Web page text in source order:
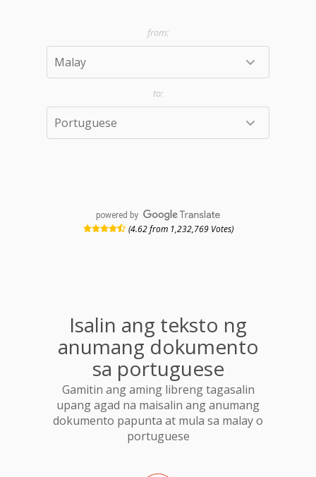
powered by
(4.62 from 1,232,769 Votes)
Isalin ang teksto ng
anumang dokumento
sa portuguese
Gamitin ang aming libreng tagasalin
upang agad na maisalin ang anumang
dokumento papunta at mula sa malay o
portuguese